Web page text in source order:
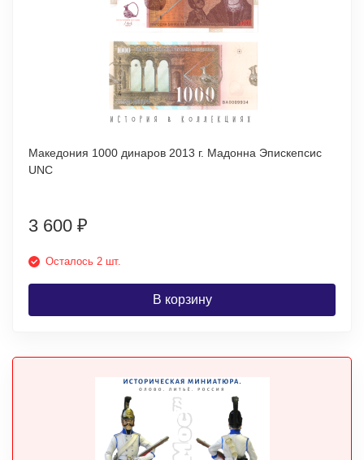
Македония 1000 динаров 2013 г. Мадонна Эпискепсис
UNC
3 600 ₽
Осталось 2 шт.
В корзину